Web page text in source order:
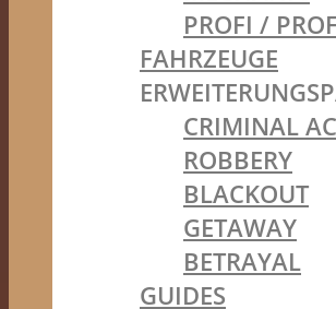
PROFI /
FAHRZEUGE
CRIMINAL
ROBBERY
BLACKOUT
GETAWAY
BETRAYAL
GUIDES